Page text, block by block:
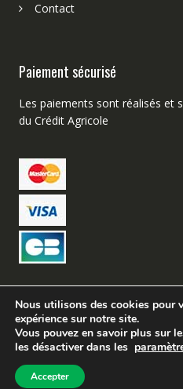
Contact
Paiement sécurisé
Les paiements sont réalisés et
du Crédit Agricole
Création de site web
Nous utilisons des cookies pour
expérience sur notre site.
Vous pouvez en savoir plus sur
les désactiver dans les
Accepter